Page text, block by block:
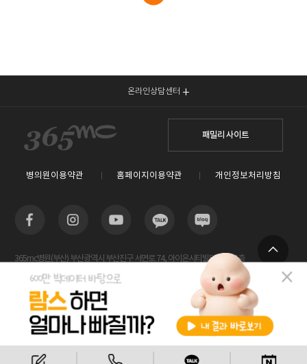
TOP
비용안내 전화상담 카톡상담
온라인상담센터
패밀리 사이트
병의원이용약관 홈페이지이용약관 개인정보처리방침
365mc병원(부산) 부산광역시 부산진구 서면로 74, 아이온시티빌딩 13~15층
사업자등록번호 : 605-26-86822 / 박윤찬, 김남철 / 대표전화번호 / 1577-3653
람스 스페셜센터(해운대) 부산광역시 해운대구 센텀2로 20(우동) 센텀타워메디컬 14층
사업자등록번호 : 209-24-42511 / 서성훈
홈페이지관리 (주)365mc / 서울특별시 서초구 서초대로52길 7, 3~4층(서초동, 제일빌딩) /
120-87-04354 / 김남철
Copyright 2019 ⓒ 365mc Diet Clinic All rights reserved.